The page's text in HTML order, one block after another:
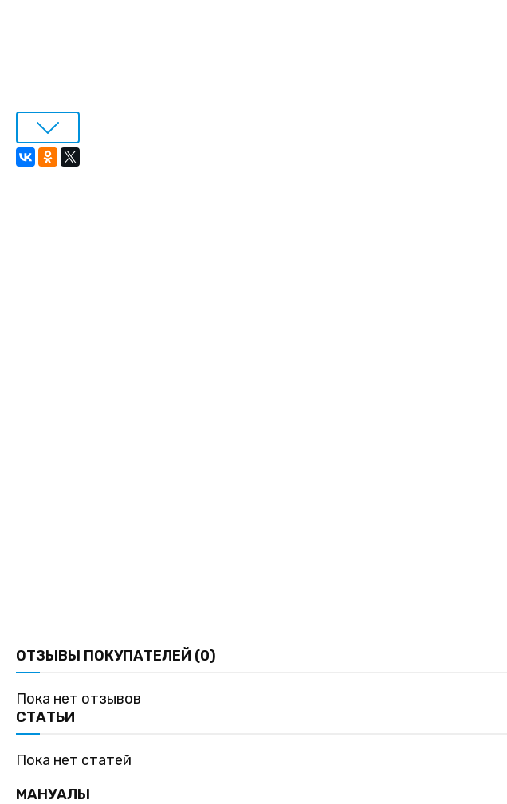
ОТЗЫВЫ ПОКУПАТЕЛЕЙ (0)
Пока нет отзывов
СТАТЬИ
Пока нет статей
МАНУАЛЫ